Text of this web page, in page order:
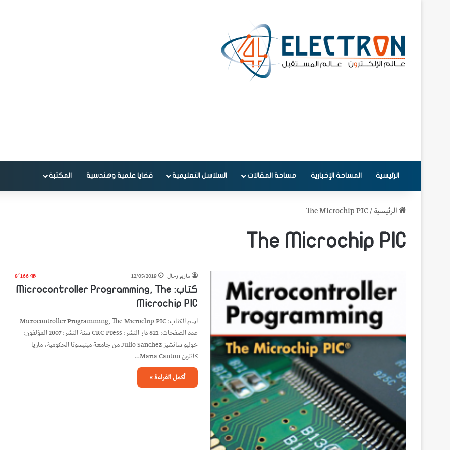
الرئيسية المساحة الإخبارية مساحة المقالات السلاسل التعليمية قضايا علمية وهندسية المكتبة
الرئيسية/
The Microchip PIC
The Microchip PIC
ماريو رحال 12/05/2019
8٬166
كتاب: Microcontroller Programming, The
Microchip PIC
اسم الكتاب: Microcontroller Programming, The Microchip PIC
عدد الصفحات: 821 دار النشر: CRC Press سنة النشر: 2007 المؤلفون:
خوليو سانشيز Julio Sanchez من جامعة مينيسوتا الحكومية، ماريا
كانتون Maria Canton…
أكمل القراءة »